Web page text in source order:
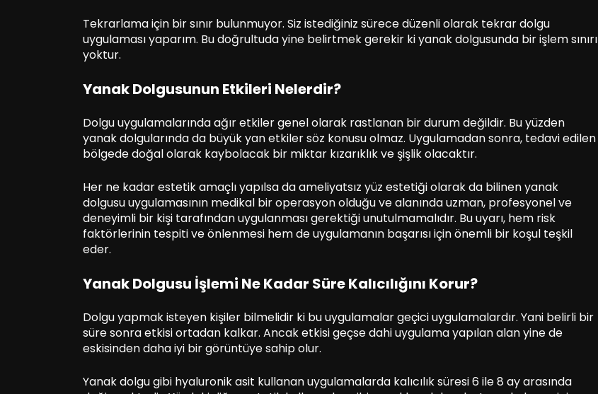
Tekrarlama için bir sınır bulunmuyor. Siz istediğiniz sürece düzenli olarak tekrar dolgu
uygulaması yaparım. Bu doğrultuda yine belirtmek gerekir ki yanak dolgusunda bir işlem sınırı
yoktur.
Yanak Dolgusunun Etkileri Nelerdir?
Dolgu uygulamalarında ağır etkiler genel olarak rastlanan bir durum değildir. Bu yüzden
yanak dolgularında da büyük yan etkiler söz konusu olmaz. Uygulamadan sonra, tedavi edilen
bölgede doğal olarak kaybolacak bir miktar kızarıklık ve şişlik olacaktır.
Her ne kadar estetik amaçlı yapılsa da ameliyatsız yüz estetiği olarak da bilinen yanak
dolgusu uygulamasının medikal bir operasyon olduğu ve alanında uzman, profesyonel ve
deneyimli bir kişi tarafından uygulanması gerektiği unutulmamalıdır. Bu uyarı, hem risk
faktörlerinin tespiti ve önlenmesi hem de uygulamanın başarısı için önemli bir koşul teşkil
eder.
Yanak Dolgusu İşlemi Ne Kadar Süre Kalıcılığını Korur?
Dolgu yapmak isteyen kişiler bilmelidir ki bu uygulamalar geçici uygulamalardır. Yani belirli bir
süre sonra etkisi ortadan kalkar. Ancak etkisi geçse dahi uygulama yapılan alan yine de
eskisinden daha iyi bir görüntüye sahip olur.
Yanak dolgu gibi hyaluronik asit kullanan uygulamalarda kalıcılık süresi 6 ile 8 ay arasında